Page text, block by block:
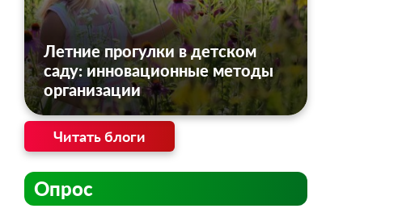
Летние прогулки в детском
саду: инновационные методы
организации
Читать блоги
Опрос